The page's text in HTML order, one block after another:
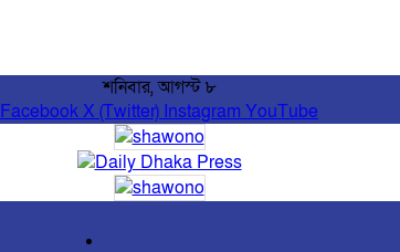
শনিবার, আগস্ট ৮
FacebookX (Twitter) Instagram YouTube